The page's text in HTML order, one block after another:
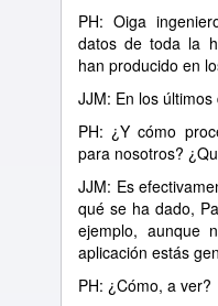
PH: Oiga
datos de toda la
han producido en
JJM: En los
PH: ¿Y cómo
para nosotros?
JJM: Es
qué se ha dado,
ejemplo, aunque
aplicación estás
PH: ¿Cómo, a ver?